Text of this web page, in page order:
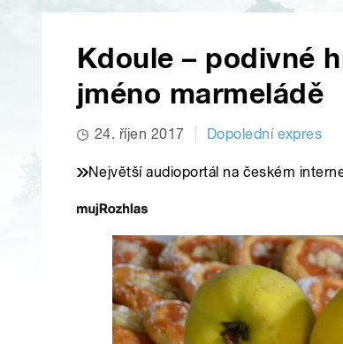
Kdoule – podivné
jméno marmeládě
24. říjen 2017 Dopolední expres
Největší audioportál na českém